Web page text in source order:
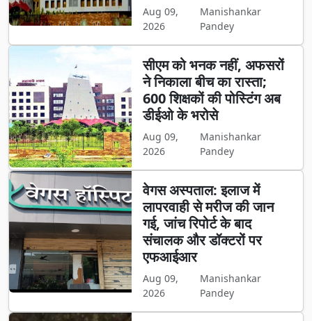
Aug 09,
2026
Manishankar
Pandey
सीएम को भनक नहीं, अफसरों
ने निकाला बीच का रास्ता;
600 शिक्षकों की पोस्टिंग अब
डीईओ के भरोसे
Aug 09,
2026
Manishankar
Pandey
वेगस अस्पताल: इलाज में
लापरवाही से मरीज की जान
गई, जांच रिपोर्ट के बाद
संचालक और डॉक्टरों पर
एफआईआर
Aug 09,
2026
Manishankar
Pandey